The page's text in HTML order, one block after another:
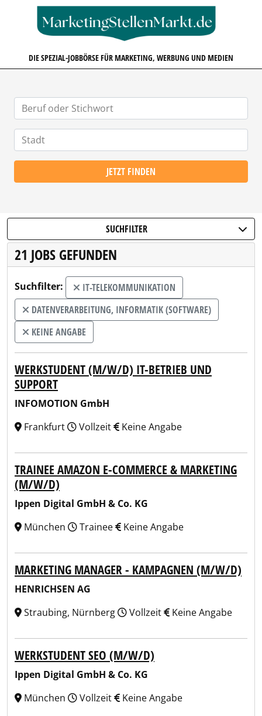
DIE SPEZIAL-JOBBÖRSE FÜR MARKETING, WERBUNG UND MEDIEN
JETZT FINDEN
SUCHFILTER
21 JOBS GEFUNDEN
Suchfilter:
IT-TELEKOMMUNIKATION
DATENVERARBEITUNG, INFORMATIK (SOFTWARE)
KEINE ANGABE
WERKSTUDENT (M/W/D) IT-BETRIEB UND
SUPPORT
INFOMOTION GmbH
Frankfurt
Vollzeit Keine Angabe
TRAINEE AMAZON E-COMMERCE & MARKETING
(M/W/D)
Ippen Digital GmbH & Co. KG
München
Trainee Keine Angabe
MARKETING MANAGER - KAMPAGNEN (M/W/D)
HENRICHSEN AG
Straubing, Nürnberg
Vollzeit Keine Angabe
WERKSTUDENT SEO (M/W/D)
Ippen Digital GmbH & Co. KG
München
Vollzeit Keine Angabe